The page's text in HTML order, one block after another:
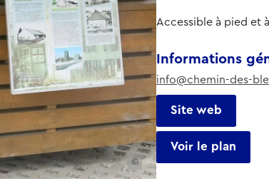
©
Accessible à pied et
Informations
info@chemin-des-
Site web
Voir le plan